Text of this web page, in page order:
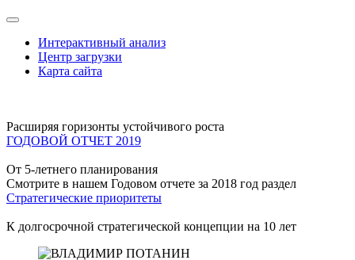
Интерактивный анализ
Центр загрузки
Карта сайта
Расширяя горизонты устойчивого роста
ГОДОВОЙ ОТЧЕТ 2019
От 5-летнего планирования
Смотрите в нашем Годовом отчете за 2018 год раздел
Стратегические приоритеты
К долгосрочной стратегической концепции на 10 лет